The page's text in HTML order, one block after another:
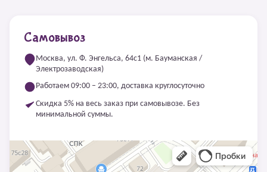
Самовывоз
Москва, ул. Ф. Энгельса, 64с1 (м. Бауманская /
Электрозаводская)
Работаем 09:00 – 23:00, доставка круглосуточно
Скидка 5% на весь заказ при самовывозе. Без
минимальной суммы.